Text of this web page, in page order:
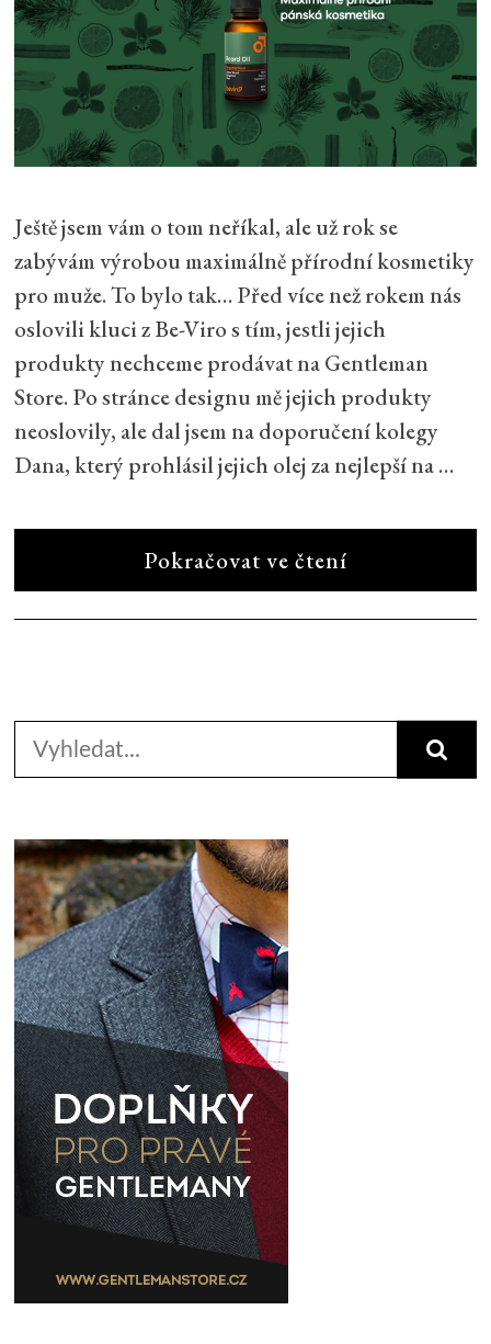
Ještě jsem vám o tom neříkal, ale už rok se
zabývám výrobou maximálně přírodní kosmetiky
pro muže. To bylo tak… Před více než rokem nás
oslovili kluci z Be-Viro s tím, jestli jejich
produkty nechceme prodávat na Gentleman
Store. Po stránce designu mě jejich produkty
neoslovily, ale dal jsem na doporučení kolegy
Dana, který prohlásil jejich olej za nejlepší na …
Pokračovat ve čtení
Search
for: